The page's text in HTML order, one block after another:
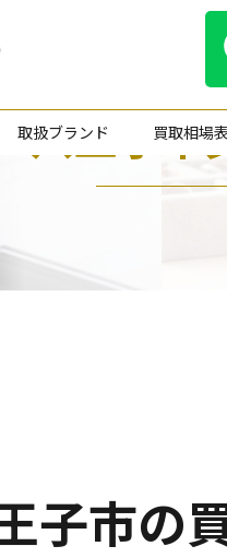
取扱ブランド 買取相場表
八王子市
子市の